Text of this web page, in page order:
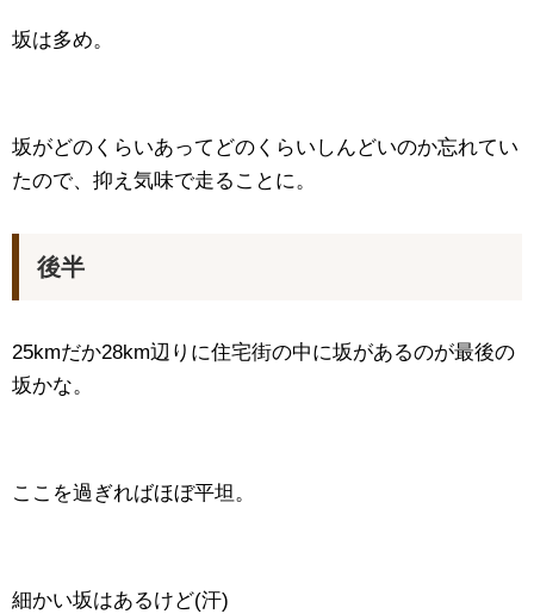
坂は多め。
坂がどのくらいあってどのくらいしんどいのか忘れてい
たので、抑え気味で走ることに。
後半
25kmだか28km辺りに住宅街の中に坂があるのが最後の
坂かな。
ここを過ぎればほぼ平坦。
細かい坂はあるけど(汗)